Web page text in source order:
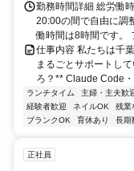
勤務時間詳細 総労働
20:00の間で自由に調
働時間は8時間です。
仕事内容 私たちは千
まるごとサポートし
ろ？** Claude Code
ランチタイム 主婦・主夫歓
経験者歓迎
ネイルOK 残業
ブランクOK
育休あり 長期
正社員